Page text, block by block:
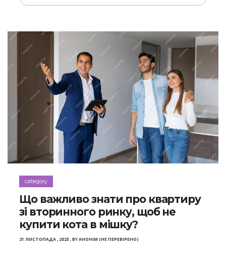
category
Що важливо знати про квартиру
зі вторинного ринку, щоб не
купити кота в мішку?
21 ЛИСТОПАДА , 2023 ,BYАНОНІМ (НЕ ПЕРЕВІРЕНО)